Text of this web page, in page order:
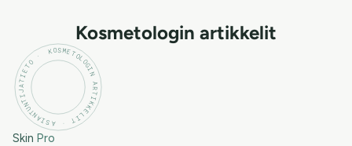
Kosmetologin artikkelit
KOSMETOLOGIN ARTIKKELIT · ASIANTUNTIJATIETO ·
Skin Pro